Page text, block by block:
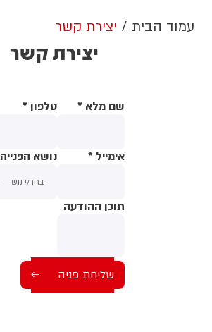
עמוד הבית יצירת קשר
יצירת קשר
שם מלא * טלפון *
אימייל * נושא הפנייה
תוכן ההודעה